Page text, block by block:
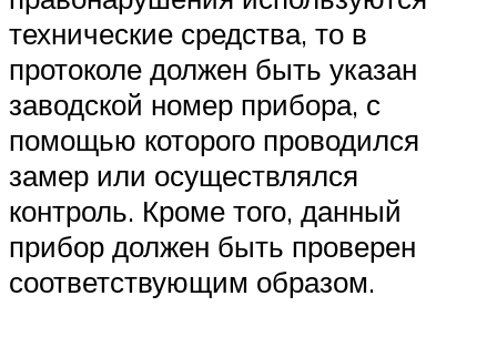
технические средства, то в
протоколе должен быть указан
заводской номер прибора, с
помощью которого проводился
замер или осуществлялся
контроль. Кроме того, данный
прибор должен быть проверен
соответствующим образом.